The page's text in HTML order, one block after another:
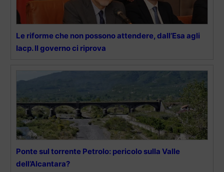
Le riforme che non possono attendere, dall’Esa agli
Iacp. Il governo ci riprova
Ponte sul torrente Petrolo: pericolo sulla Valle
dell’Alcantara?